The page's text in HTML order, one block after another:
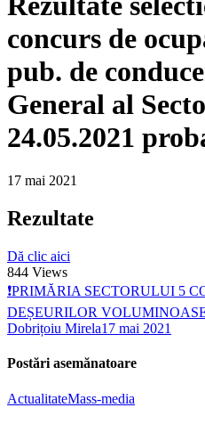
concurs de
pub. de
General al
24.05.2021
17 mai 2021
Rezultate
Dă clic aici
844 Views
❗️PRIMĂRIA SECTORULUI 5
DEȘEURILOR
Dobrițoiu Mirela17 mai 2021
Postări asemănatoare
ActualitateMass-media